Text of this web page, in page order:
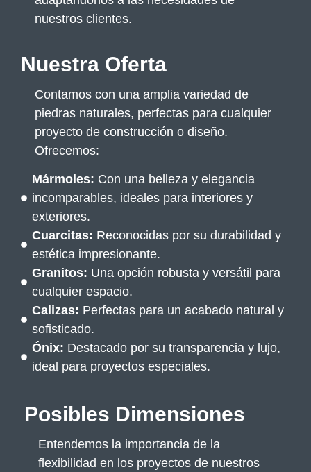
nuestros clientes.
Nuestra Oferta
Contamos con una amplia variedad de
piedras naturales, perfectas para cualquier
proyecto de construcción o diseño.
Ofrecemos:
Mármoles: Con una belleza y elegancia
incomparables, ideales para interiores y
exteriores.
Cuarcitas: Reconocidas por su durabilidad y
estética impresionante.
Granitos: Una opción robusta y versátil para
cualquier espacio.
Calizas: Perfectas para un acabado natural y
sofisticado.
Ónix: Destacado por su transparencia y lujo,
ideal para proyectos especiales.
Posibles Dimensiones
Entendemos la importancia de la
flexibilidad en los proyectos de nuestros